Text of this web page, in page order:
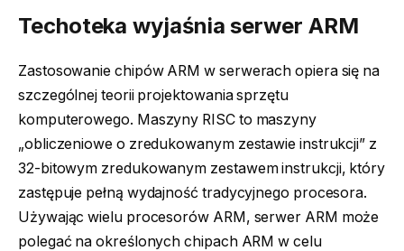
Techoteka wyjaśnia serwer ARM
Zastosowanie chipów ARM w serwerach opiera się na
szczególnej teorii projektowania sprzętu
komputerowego. Maszyny RISC to maszyny
„obliczeniowe o zredukowanym zestawie instrukcji” z
32-bitowym zredukowanym zestawem instrukcji, który
zastępuje pełną wydajność tradycyjnego procesora.
Używając wielu procesorów ARM, serwer ARM może
polegać na określonych chipach ARM w celu